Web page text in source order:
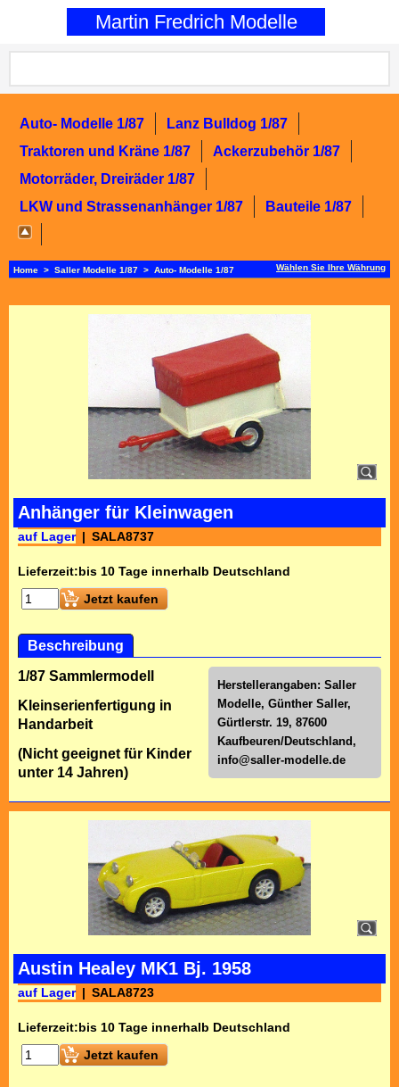
Martin Fredrich Modelle
Auto- Modelle 1/87
Lanz Bulldog 1/87
Traktoren und Kräne 1/87
Ackerzubehör 1/87
Motorräder, Dreiräder 1/87
LKW und Strassenanhänger 1/87
Bauteile 1/87
Home > Saller Modelle 1/87 > Auto- Modelle 1/87 Wählen Sie Ihre Währung
Anhänger für Kleinwagen
auf Lager SALA8737
Lieferzeit:bis 10 Tage innerhalb Deutschland
Jetzt kaufen
Beschreibung
Herstellerangaben: Saller
Modelle, Günther Saller,
Gürtlerstr. 19, 87600
Kaufbeuren/Deutschland,
info@saller-modelle.de
1/87 Sammlermodell
Kleinserienfertigung in
Handarbeit
(Nicht geeignet für Kinder
unter 14 Jahren)
Austin Healey MK1 Bj. 1958
auf Lager SALA8723
Lieferzeit:bis 10 Tage innerhalb Deutschland
Jetzt kaufen